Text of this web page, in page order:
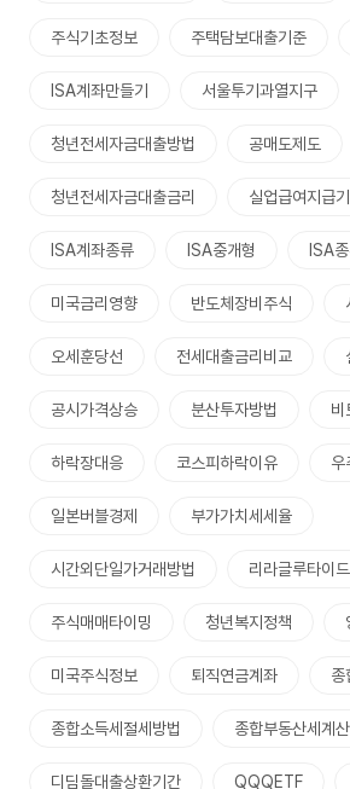
주식기초정보 주택담보대출기준
ISA계좌만들기 서울투기과열지구
청년전세자금대출방법 공매도제도
청년전세자금대출금리 실업급여지급
ISA계좌종류 ISA중개형 ISA
미국금리영향 반도체장비주식
오세훈당선 전세대출금리비교
공시가격상승 분산투자방법 비
하락장대응 코스피하락이유 우
일본버블경제 부가가치세세율
시간외단일가거래방법 리라글루타이드
주식매매타이밍 청년복지정책
미국주식정보 퇴직연금계좌 종
종합소득세절세방법 종합부동산세계
디딤돌대출상환기간 QQQETF